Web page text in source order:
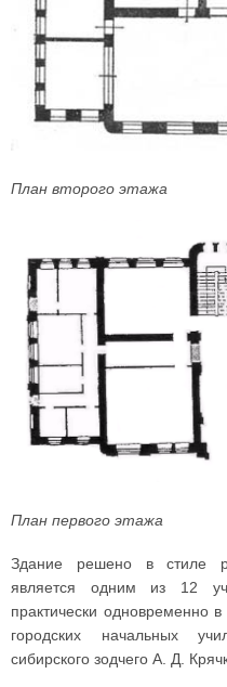
План второго этажа
План первого этажа
Здание решено в стиле
является одним из 12
практически одновременно
городских начальных
сибирского зодчего А. Д.